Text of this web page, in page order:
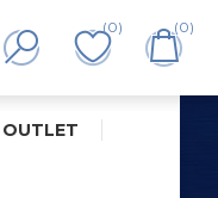
(0) (0)
OUTLET